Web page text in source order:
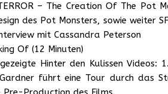
TERROR – The Creation Of The Pot
des Pot Monsters, sowie weiter
mit Cassandra Peterson
Of (12 Minuten)
Hinter den Kulissen Videos:
führt eine Tour durch das